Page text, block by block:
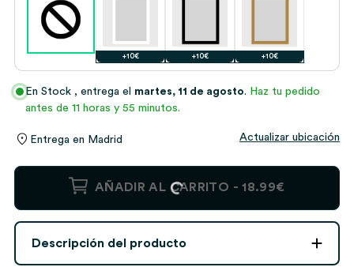
+10€ +10€ +10€
En Stock , entrega el martes, 11 de agosto. Haz tu pedido
antes de 11 horas y 55 minutos.
Entrega en Madrid Actualizar ubicación
Póster
Estelar
cantidad
AÑADIR AL CARRITO - 18.99€
Descripción del producto